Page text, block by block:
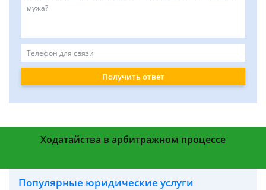
Получить ответ
Ходатайства в арбитражном процессе
Популярные юридические услуги